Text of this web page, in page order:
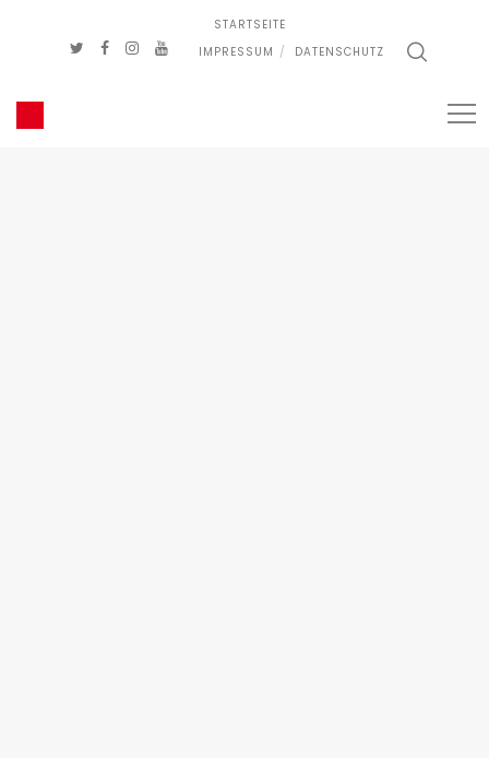
STARTSEITE
IMPRESSUM
DATENSCHUTZ